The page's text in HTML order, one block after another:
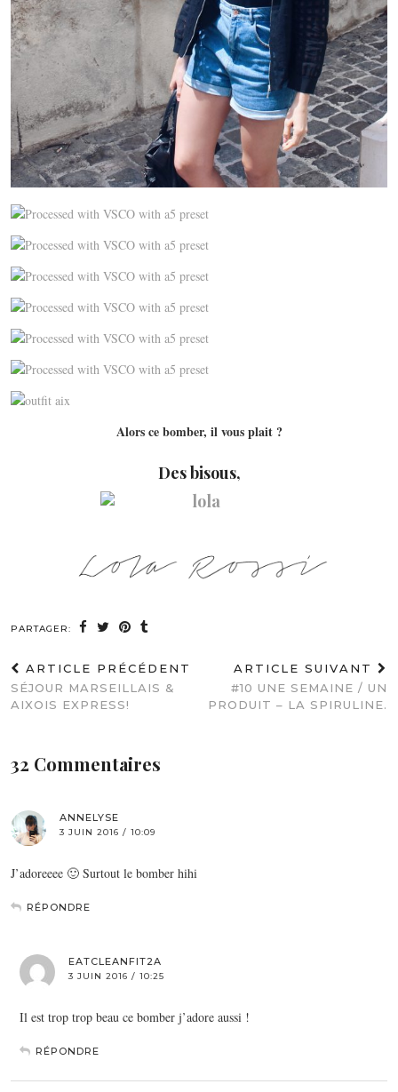
Alors ce bomber, il vous plait ?
Des bisous,
PARTAGER:
ARTICLE PRÉCÉDENT
SÉJOUR MARSEILLAIS &
AIXOIS EXPRESS!
ARTICLE SUIVANT
#10 UNE SEMAINE / UN
PRODUIT – LA SPIRULINE.
32 Commentaires
ANNELYSE
3 JUIN 2016 / 10:09
J’adoreeee 🙂 Surtout le bomber hihi
RÉPONDRE
EATCLEANFIT2A
3 JUIN 2016 / 10:25
Il est trop trop beau ce bomber j’adore aussi !
RÉPONDRE